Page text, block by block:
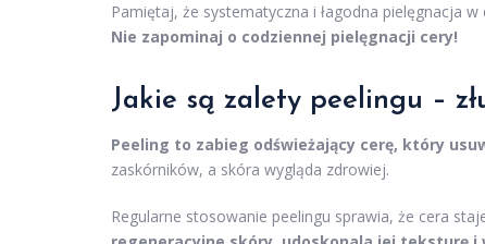
Pamiętaj, że systematyczna i łagodna pielęgnacja
Nie zapominaj o codziennej pielęgnacji cery!
Jakie są zalety peelingu –
Peeling to zabieg odświeżający cerę, który
zaskórników, a skóra wygląda zdrowiej.
Regularne stosowanie peelingu sprawia, że cera